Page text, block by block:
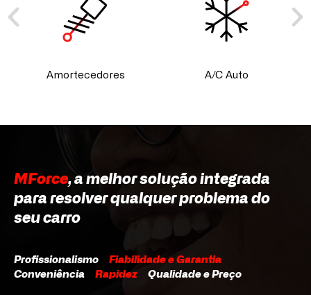
Amortecedores A/C Auto
MForce, a melhor solução integrada
para resolver qualquer problema do
seu carro
Profissionalismo Fiabilidade e Garantia
Conveniência Rapidez Qualidade e Preço